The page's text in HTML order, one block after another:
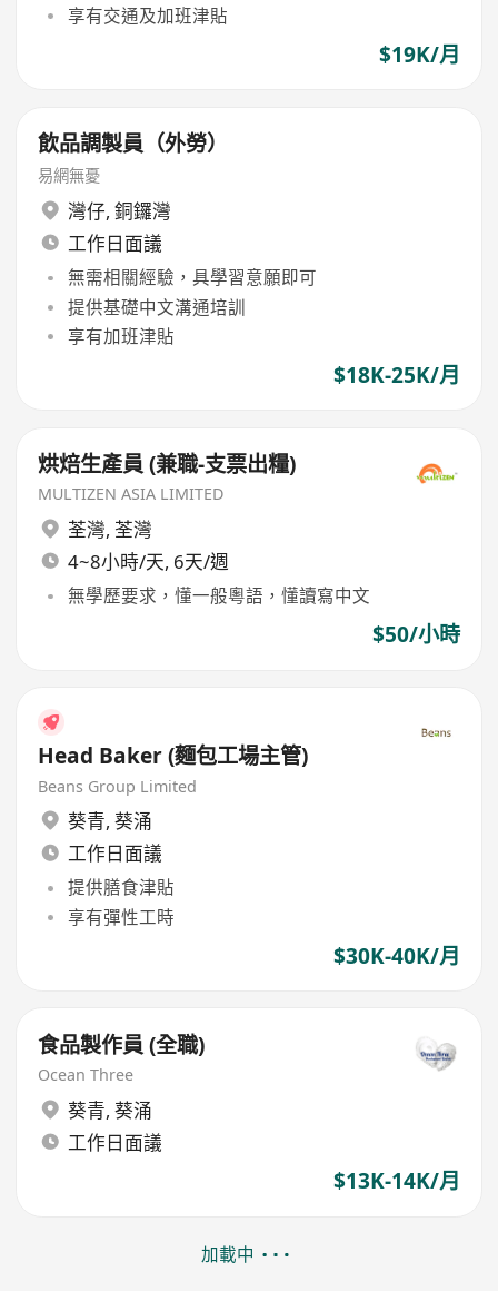
享有交通及加班津貼
$19K/月
飲品調製員（外勞）
易網無憂
灣仔, 銅鑼灣
工作日面議
無需相關經驗，具學習意願即可
提供基礎中文溝通培訓
享有加班津貼
$18K-25K/月
烘焙生產員 (兼職-支票出糧)
MULTIZEN ASIA LIMITED
荃灣, 荃灣
4~8小時/天, 6天/週
無學歷要求，懂一般粵語，懂讀寫中文
$50/小時
Head Baker (麵包工場主管)
Beans Group Limited
葵青, 葵涌
工作日面議
提供膳食津貼
享有彈性工時
$30K-40K/月
食品製作員 (全職)
Ocean Three
葵青, 葵涌
工作日面議
$13K-14K/月
加載中